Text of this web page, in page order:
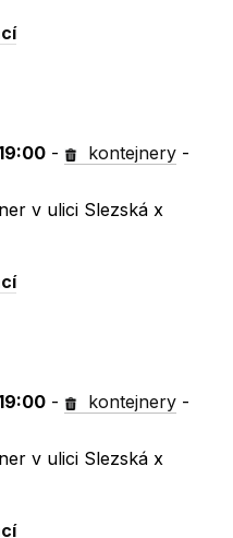
- kontejnery -
v ulici Slezská x
- kontejnery -
v ulici Slezská x